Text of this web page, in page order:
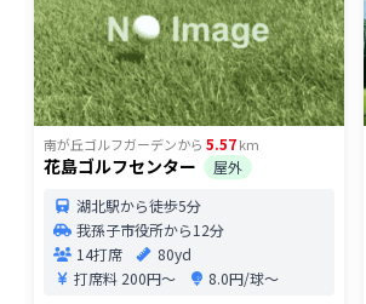
南が丘ゴルフガーデンから 5.57km
花島ゴルフセンター
屋外
湖北駅から徒歩5分
我孫子市役所から12分
14打席
80yd
打席料 200円〜 8.0円/球〜